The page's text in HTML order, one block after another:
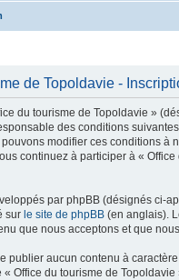
de Topoldavie -
du tourisme de Topoldavie »
des conditions
modifier ces conditions à
continuez à participer à «
par phpBB (désignés ci-
sur le site de phpBB (en anglais).
que nous acceptons et que
publier aucun contenu à
« Office du tourisme de